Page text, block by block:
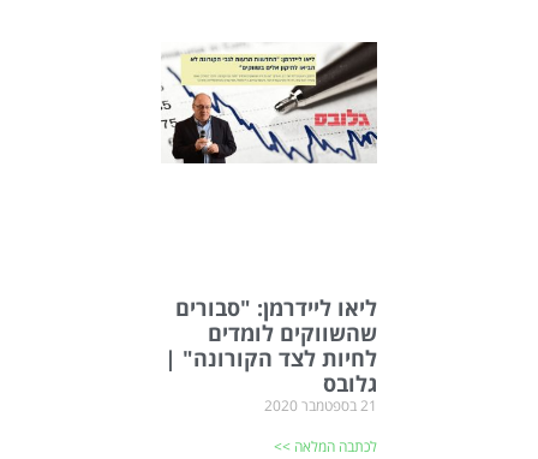
ליאו ליידרמן: "סבורים
שהשווקים לומדים
לחיות לצד הקורונה" |
גלובס
21 בספטמבר 2020
לכתבה המלאה >>